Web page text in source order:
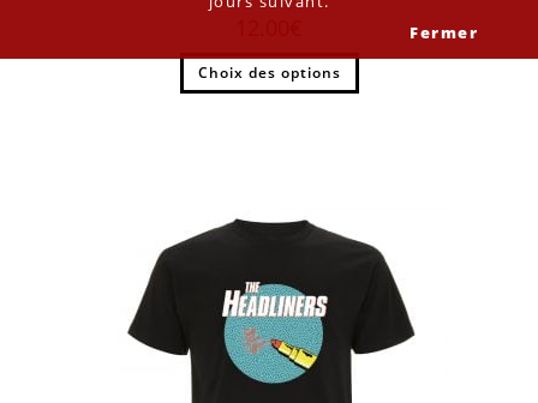
Fermer
Choix des options